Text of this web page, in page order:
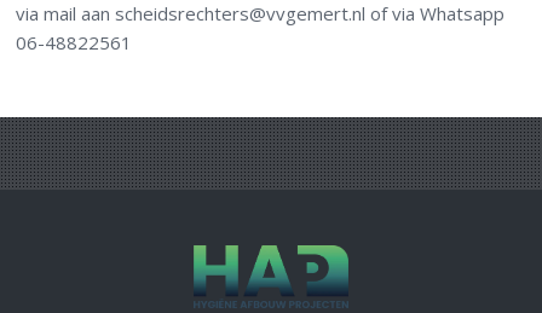
via mail aan scheidsrechters@vvgemert.nl of via Whatsapp
06-48822561